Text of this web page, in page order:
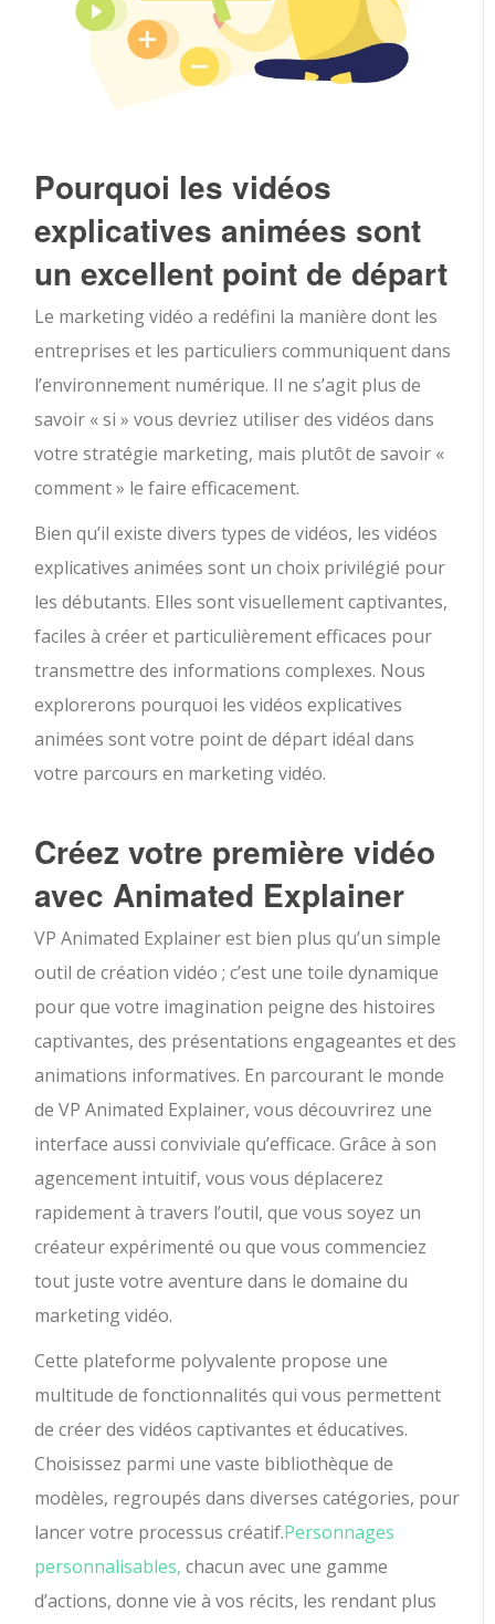
Pourquoi les vidéos
explicatives animées sont
un excellent point de départ
Le marketing vidéo a redéfini la manière dont les
entreprises et les particuliers communiquent dans
l’environnement numérique. Il ne s’agit plus de
savoir « si » vous devriez utiliser des vidéos dans
votre stratégie marketing, mais plutôt de savoir «
comment » le faire efficacement.
Bien qu’il existe divers types de vidéos, les vidéos
explicatives animées sont un choix privilégié pour
les débutants. Elles sont visuellement captivantes,
faciles à créer et particulièrement efficaces pour
transmettre des informations complexes. Nous
explorerons pourquoi les vidéos explicatives
animées sont votre point de départ idéal dans
votre parcours en marketing vidéo.
Créez votre première vidéo
avec Animated Explainer
VP Animated Explainer est bien plus qu’un simple
outil de création vidéo ; c’est une toile dynamique
pour que votre imagination peigne des histoires
captivantes, des présentations engageantes et des
animations informatives. En parcourant le monde
de VP Animated Explainer, vous découvrirez une
interface aussi conviviale qu’efficace. Grâce à son
agencement intuitif, vous vous déplacerez
rapidement à travers l’outil, que vous soyez un
créateur expérimenté ou que vous commenciez
tout juste votre aventure dans le domaine du
marketing vidéo.
Cette plateforme polyvalente propose une
multitude de fonctionnalités qui vous permettent
de créer des vidéos captivantes et éducatives.
Choisissez parmi une vaste bibliothèque de
modèles, regroupés dans diverses catégories, pour
lancer votre processus créatif.Personnages
personnalisables, chacun avec une gamme
d’actions, donne vie à vos récits, les rendant plus